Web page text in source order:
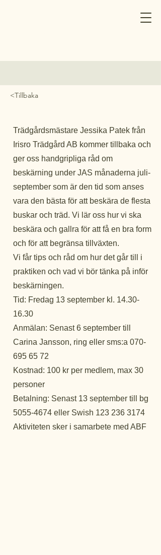
<Tillbaka
Trädgårdsmästare Jessika Patek från
Irisro Trädgård AB kommer tillbaka och
ger oss handgripliga råd om
beskärning under JAS månaderna juli-
september som är den tid som anses
vara den bästa för att beskära de flesta
buskar och träd. Vi lär oss hur vi ska
beskära och gallra för att få en bra form
och för att begränsa tillväxten.
Vi får tips och råd om hur det går till i
praktiken och vad vi bör tänka på inför
beskärningen.
Tid: Fredag 13 september kl. 14.30-
16.30
Anmälan: Senast 6 september till
Carina Jansson, ring eller sms:a 070-
695 65 72
Kostnad: 100 kr per medlem, max 30
personer
Betalning: Senast 13 september till bg
5055-4674 eller Swish 123 236 3174
Aktiviteten sker i samarbete med ABF